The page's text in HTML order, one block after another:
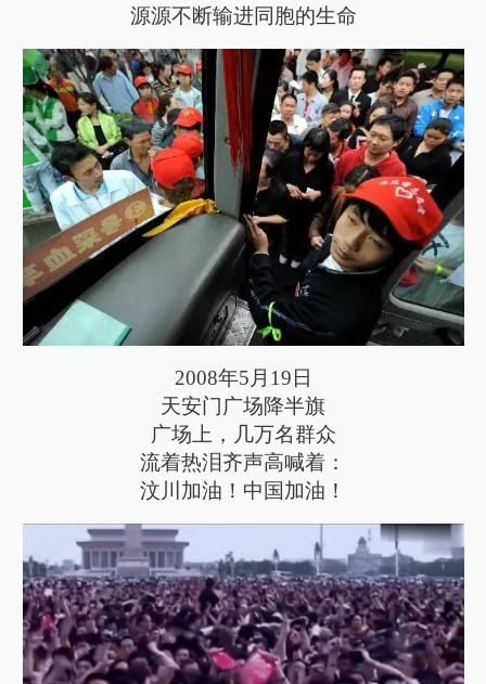
源源不断输进同胞的生命
2008年5月19日
天安门广场降半旗
广场上，几万名群众
流着热泪齐声高喊着：
汶川加油！中国加油！